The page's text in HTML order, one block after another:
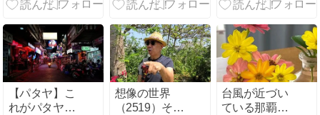
【パタヤ】こ
れがパタヤ
想像の世界
（2519）そし
台風が近づい
ている那覇！